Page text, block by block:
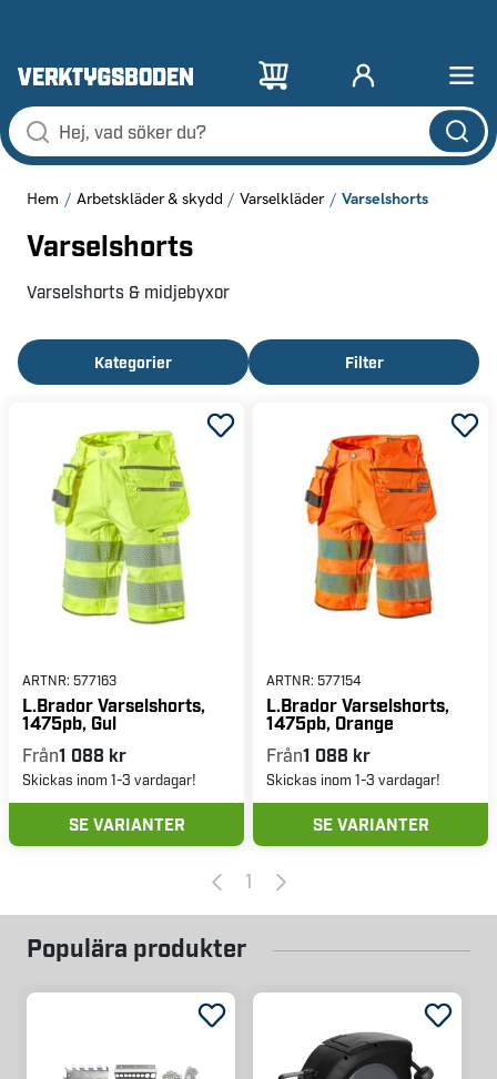
Hem Arbetskläder & skydd Varselkläder Varselshorts
Varselshorts
Varselshorts & midjebyxor
Kategorier Filter
ARTNR: 577163
L.Brador Varselshorts,
1475pb, Gul
Från1 088 kr
Skickas inom 1-3 vardagar!
SE VARIANTER
ARTNR: 577154
L.Brador Varselshorts,
1475pb, Orange
Från1 088 kr
Skickas inom 1-3 vardagar!
SE VARIANTER
1
Populära produkter